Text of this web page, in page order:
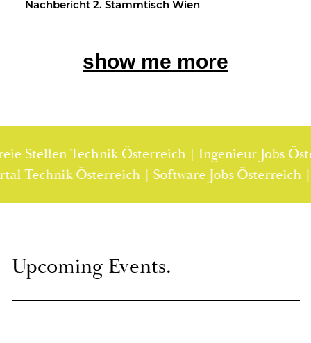
Nach­be­richt 2. Stamm­tisch Wien
show me more
Stellen Technik Österreich | Ingenieur Jobs
Österreich |
Up­co­ming Events.